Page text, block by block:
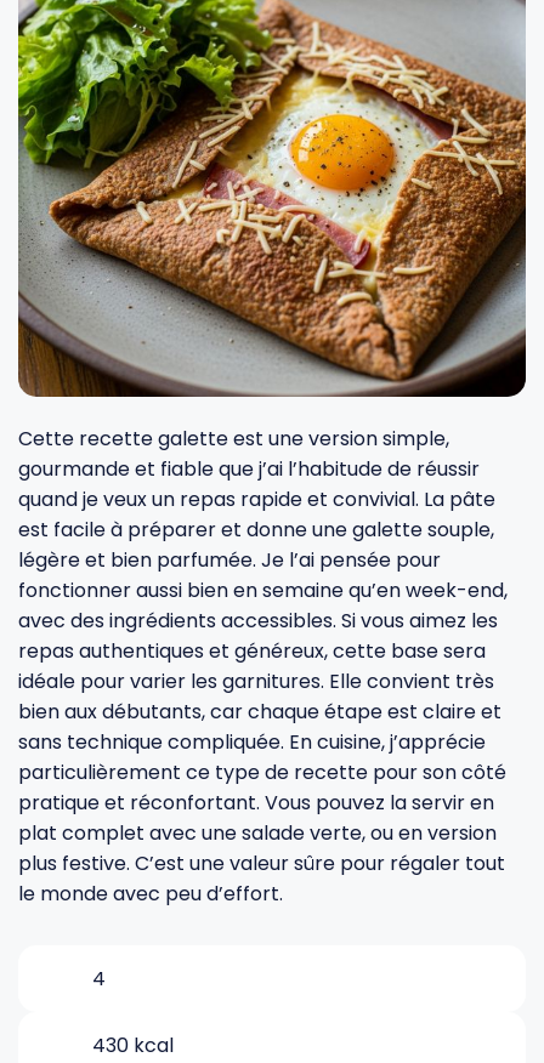
Fourches et fourchettes
Écumoires
Baguettes
Pilons
Presse-agrumes
Pinceaux
Râteaux
Rouleaux
Gourdes
Glaçons
Tires-bouchons
Couteaux à fromage
Couteaux à huîtres
Couteaux à pain
Couteaux filet de sole
Couteaux tranchelard
Éplucheurs et zesteurs
Évideurs
Couteaux de poche
Couteaux tartineurs
Aiguiseurs
Planches à découper
Plats et plaques
Moules
Cercles à tarte
Couvercles
Manches et poignées
Nogent
Opinel
De Buyer
Cristel
Tefal
SIF Unis
Pyrex
Cette recette galette est une version simple,
gourmande et fiable que j’ai l’habitude de réussir
quand je veux un repas rapide et convivial. La pâte
est facile à préparer et donne une galette souple,
légère et bien parfumée. Je l’ai pensée pour
fonctionner aussi bien en semaine qu’en week-end,
avec des ingrédients accessibles. Si vous aimez les
repas authentiques et généreux, cette base sera
idéale pour varier les garnitures. Elle convient très
bien aux débutants, car chaque étape est claire et
sans technique compliquée. En cuisine, j’apprécie
particulièrement ce type de recette pour son côté
pratique et réconfortant. Vous pouvez la servir en
plat complet avec une salade verte, ou en version
plus festive. C’est une valeur sûre pour régaler tout
le monde avec peu d’effort.
4
430 kcal